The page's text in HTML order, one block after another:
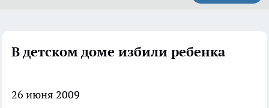
В детском доме избили ребенка
26 июня 2009